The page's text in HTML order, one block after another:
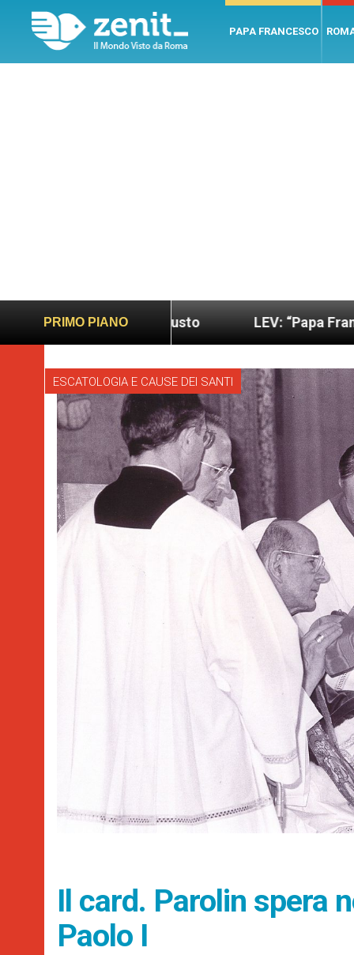
PAPA FRANCESCO
PRIMO PIANO
sano e giusto LEV: “Papa Francesco. Un
ESCATOLOGIA E CAUSE DEI SANTI
Il card. Parolin spera
Paolo I